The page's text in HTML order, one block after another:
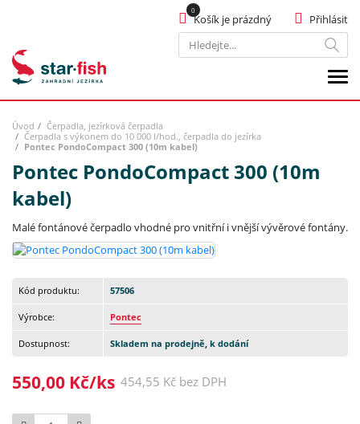
Hledat
Přihlásit
Košík je prázdný
Úvod
Čerpadla, jezírková čerpadla
Čerpadla s výkonem do 10 000 l/hod., čerpadla do jezírka
Pontec PondoCompact 300 (10m kabel)
Pontec PondoCompact 300 (10m
kabel)
Malé fontánové čerpadlo vhodné pro vnitřní i vnější vývěrové fontány.
Kód produktu: 57506
Výrobce: Pontec
Dostupnost: Skladem na prodejně, k dodání
550,00 Kč/ks 454,55 Kč bez DPH
Počet